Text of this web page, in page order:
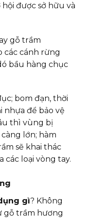
được sở hữu và
gỗ trầm
các cánh rừng
bầu hàng chục
bom đạn, thời
nhựa để bảo vệ
thì vùng bị
lớn; hàm
sẽ khai thác
các loại vòng tay.
gì? Không
gỗ trầm hương